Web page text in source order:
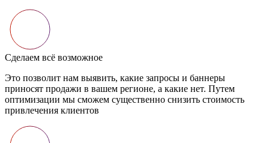
Сделаем всё возможное
Это позволит нам выявить, какие запросы и баннеры
приносят продажи в вашем регионе, а какие нет. Путем
оптимизации мы сможем существенно снизить стоимость
привлечения клиентов